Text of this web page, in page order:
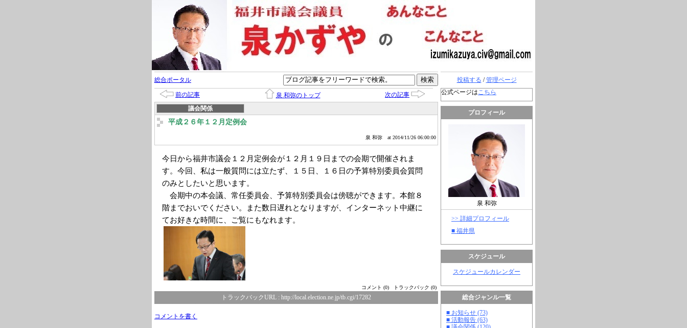
投稿する /管理ページ
公式ページはこちら
プロフィール
泉 和弥
>> 詳細プロフィール
■ 福井県
スケジュール
スケジュールカレンダー
総合ジャンル一覧
■ お知らせ (73)
■ 活動報告 (63)
総合ポータル
前の記事 泉 和弥のトップ
次の記事
議会関係
平成２６年１２月定例会
泉 和弥 at 2014/11/26 06:00:00
今日から福井市議会１２月定例会が１２月１９日までの会期で開催されま
す。今回、私は一般質問には立たず、１５日、１６日の予算特別委員会質問
のみとしたいと思います。
会期中の本会議、常任委員会、予算特別委員会は傍聴ができます。本館８
階までおいでください。また数日遅れとなりますが、インターネット中継に
てお好きな時間に、ご覧にもなれます。
コメント (0) トラックバック (0)
トラックバックURL : http://local.election.ne.jp/tb.cgi/17282
コメントを書く